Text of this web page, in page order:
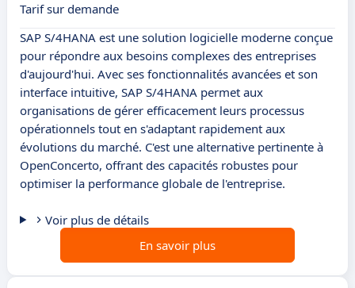
Tarif sur demande
SAP S/4HANA est une solution logicielle moderne conçue
pour répondre aux besoins complexes des entreprises
d'aujourd'hui. Avec ses fonctionnalités avancées et son
interface intuitive, SAP S/4HANA permet aux
organisations de gérer efficacement leurs processus
opérationnels tout en s'adaptant rapidement aux
évolutions du marché. C'est une alternative pertinente à
OpenConcerto, offrant des capacités robustes pour
optimiser la performance globale de l'entreprise.
Voir plus de détails
En savoir plus